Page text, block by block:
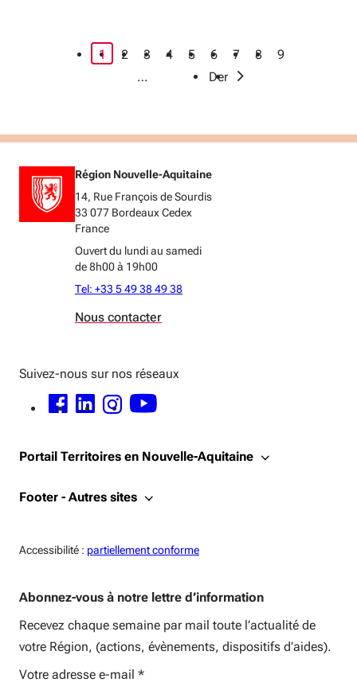
1 page courante
2 3 4 5 6 7 8
9
…
Dernier
Région Nouvelle-Aquitaine
14, Rue François de Sourdis
33 077 Bordeaux Cedex
France
Ouvert du lundi au samedi
de 8h00 à 19h00
Tel: +33 5 49 38 49 38
Nous contacter
Suivez-nous sur nos réseaux
FACEBOOK - OUVERTURE DANS UNE NOUVELLE FENÊTRE
LINKEDIN - OUVERTURE DANS UNE NOUVELLE FENÊTRE
INSTAGRAM - OUVERTURE DANS UNE NOUVELLE FENÊTRE
YOUTUBE - OUVERTURE DANS UNE NOUVELLE FENÊTRE
Portail Territoires en Nouvelle-Aquitaine
Footer - Autres sites
Accessibilité : Accessiblité:
partiellement conforme
Abonnez-vous à notre lettre d’information
Recevez chaque semaine par mail toute l’actualité de
votre Région, (actions, évènements, dispositifs d’aides).
Votre adresse e-mail *